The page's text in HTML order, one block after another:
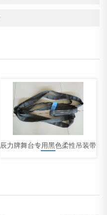
辰力牌舞台专用黑色柔性吊装带